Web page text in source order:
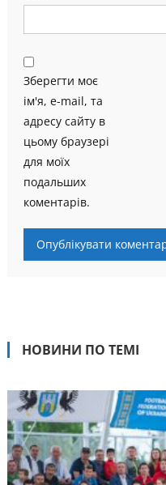
Зберегти моє
ім'я, e-mail, та
адресу сайту в
цьому браузері
для моїх
подальших
коментарів.
НОВИНИ ПО ТЕМІ